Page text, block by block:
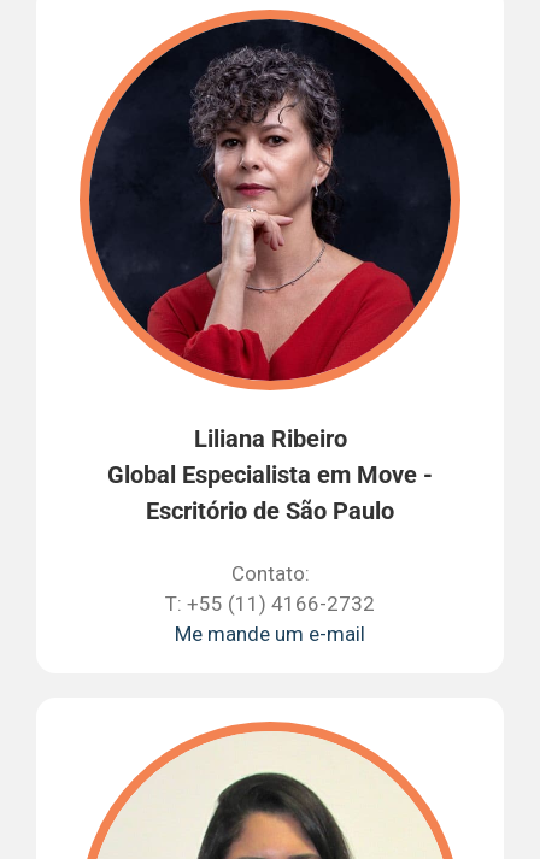
Liliana Ribeiro
Global Especialista em Move -
Escritório de São Paulo
Contato:
T: +55 (11) 4166-2732
Me mande um e-mail